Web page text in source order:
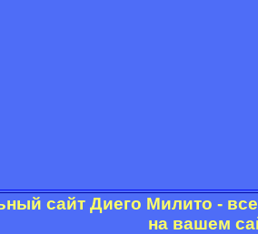
сайт Диего Милито -
на вашем